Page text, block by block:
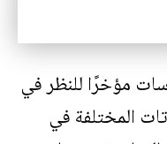
مؤخرًا للنظر في
المختلفة في